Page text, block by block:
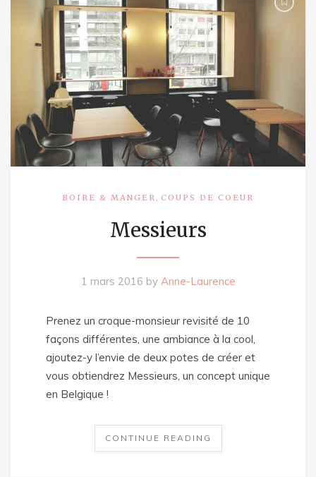
BOIRE & MANGER , COUPS DE COEUR
Messieurs
1 mars 2016 by Anne-Laurence
Prenez un croque-monsieur revisité de 10
façons différentes, une ambiance à la cool,
ajoutez-y l’envie de deux potes de créer et
vous obtiendrez Messieurs, un concept unique
en Belgique !
CONTINUE READING